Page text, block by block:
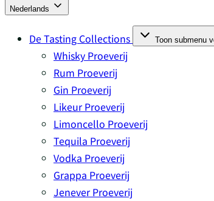
Nederlands
De Tasting Collections Toon submenu
Whisky Proeverij
Rum Proeverij
Gin Proeverij
Likeur Proeverij
Limoncello Proeverij
Tequila Proeverij
Vodka Proeverij
Grappa Proeverij
Jenever Proeverij